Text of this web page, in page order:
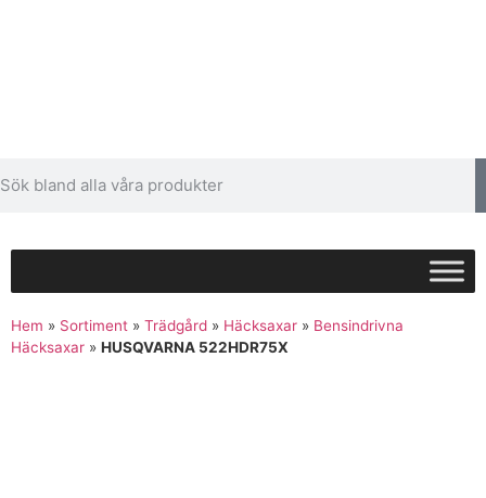
Hem » Sortiment » Trädgård » Häcksaxar » Bensindrivna
Häcksaxar » HUSQVARNA 522HDR75X